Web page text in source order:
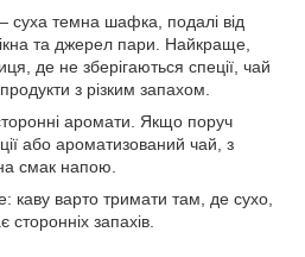
суха темна шафка, подалі від
та джерел пари. Найкраще,
де не зберігаються спеції, чай
з різким запахом.
аромати. Якщо поруч
або ароматизований чай, з
смак напою.
каву варто тримати там, де сухо,
запахів.